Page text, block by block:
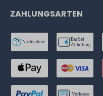
ZAHLUNGSARTEN